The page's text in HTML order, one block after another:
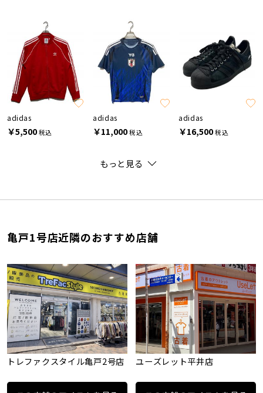
adidas
￥5,500税込
adidas
￥11,000税込
adidas
￥16,500税込
もっと見る
亀戸1号店近隣のおすすめ店舗
トレファクスタイル亀戸2号店 ユーズレット平井店